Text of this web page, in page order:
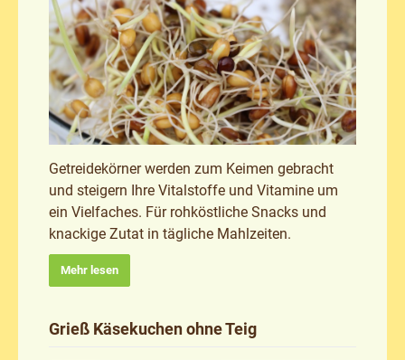
Getreidekörner werden zum Keimen gebracht
und steigern Ihre Vitalstoffe und Vitamine um
ein Vielfaches. Für rohköstliche Snacks und
knackige Zutat in tägliche Mahlzeiten.
Mehr lesen
Grieß Käsekuchen ohne Teig